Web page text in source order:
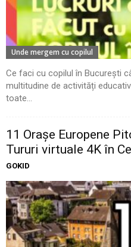
Unde mergem cu copilul
Ce faci cu copilul în București
multitudine de activități
toate...
11 Oraşe Europene
Tururi virtuale 4K în
GOKID